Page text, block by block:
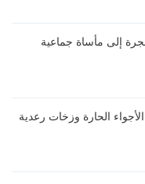
إلى مأساة جماعية
الحارة وزخات رعدية